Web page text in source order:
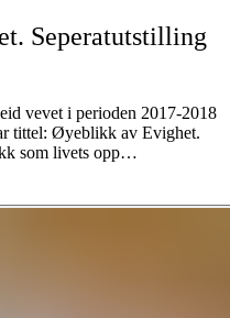
Seperatutstilling
vevet i perioden 2017-2018
tittel: Øyeblikk av Evighet.
som livets opp…